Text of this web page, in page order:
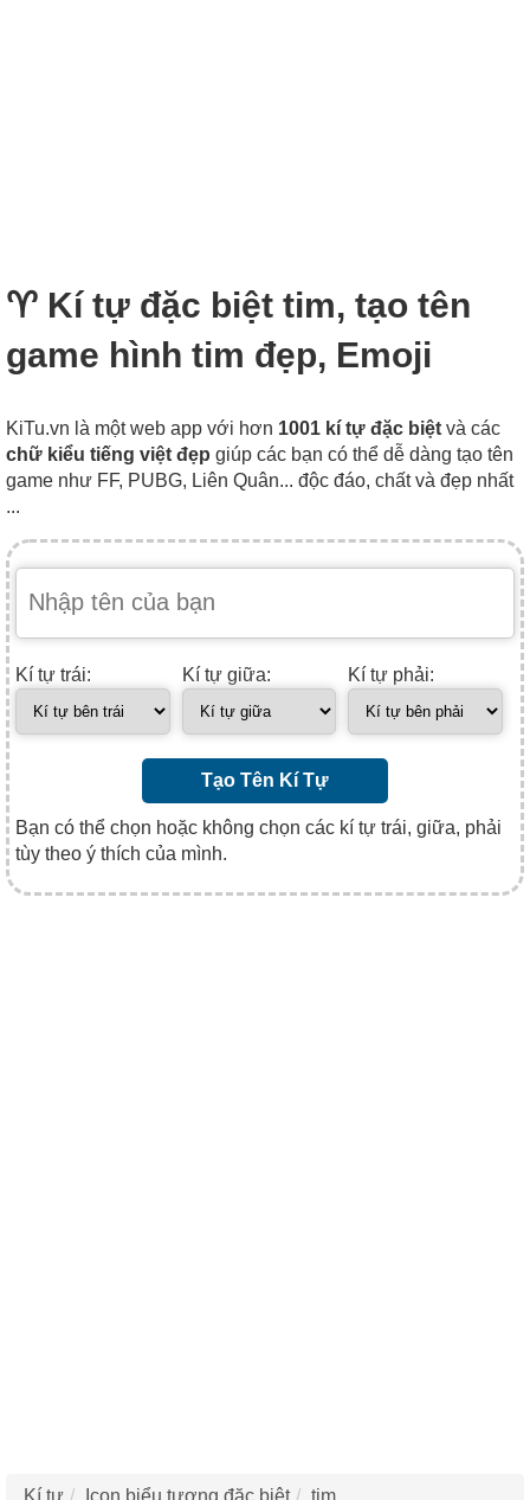
♈︎ Kí tự đặc biệt tim, tạo tên
game hình tim đẹp, Emoji
KiTu.vn là một web app với hơn 1001 kí tự đặc biệt và các
chữ kiểu tiếng việt đẹp giúp các bạn có thể dễ dàng tạo tên
game như FF, PUBG, Liên Quân... độc đáo, chất và đẹp nhất
...
Kí tự trái: Kí tự giữa: Kí tự phải:
Tạo Tên Kí Tự
Bạn có thể chọn hoặc không chọn các kí tự trái, giữa, phải
tùy theo ý thích của mình.
Kí tự Icon biểu tượng đặc biệt tim